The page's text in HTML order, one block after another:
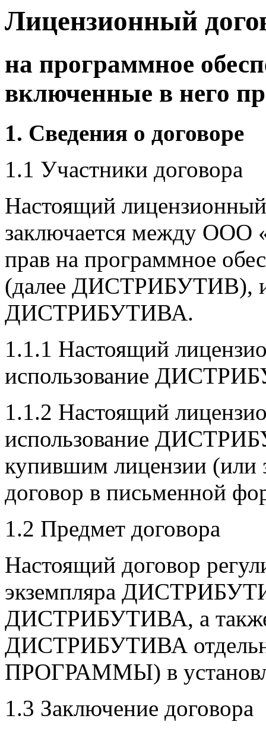
Лицензионный
на программное
включенные в него
1. Сведения о договоре
1.1 Участники договора
Настоящий
заключается между ООО
прав на программное
(далее ДИСТРИБУТИВ), и
ДИСТРИБУТИВА.
1.1.1 Настоящий
использование
1.1.2 Настоящий
использование
купившим лицензии
договор в письменной
1.2 Предмет договора
Настоящий договор
экземпляра
ДИСТРИБУТИВА, а также
ДИСТРИБУТИВА
ПРОГРАММЫ) в
1.3 Заключение договора